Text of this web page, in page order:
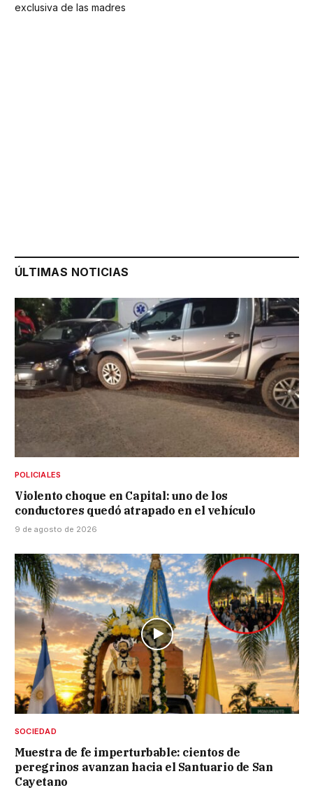
exclusiva de las madres
ÚLTIMAS NOTICIAS
POLICIALES
Violento choque en Capital: uno de los
conductores quedó atrapado en el vehículo
9 de agosto de 2026
SOCIEDAD
Muestra de fe imperturbable: cientos de
peregrinos avanzan hacia el Santuario de San
Cayetano